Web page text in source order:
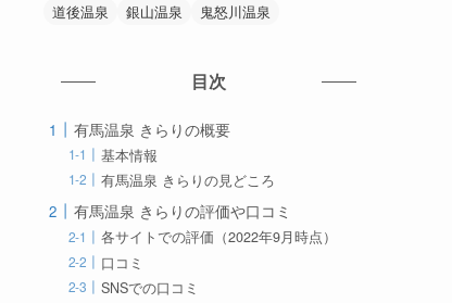
道後温泉
銀山温泉 鬼怒川温泉
目次
有馬温泉 きらりの概要
基本情報
有馬温泉 きらりの見どころ
有馬温泉 きらりの評価や口コミ
各サイトでの評価（2022年9月時点）
口コミ
SNSでの口コミ